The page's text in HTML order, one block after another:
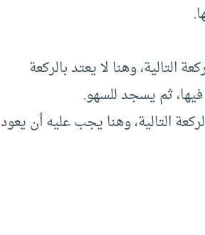
التالية، وهنا لا يعتد بالركعة
فيها، ثم يسجد للسهو.
التالية، وهنا يجب عليه أن يعود